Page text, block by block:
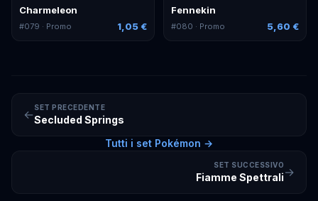
Charmeleon
#079 · Promo 1,05 €
Fennekin
#080 · Promo 5,60 €
←
SET PRECEDENTE
Secluded Springs
Tutti i set Pokémon →
SET SUCCESSIVO
Fiamme Spettrali→